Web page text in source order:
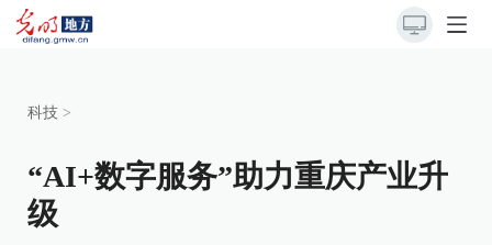
科技 >
“AI+数字服务”助力重庆产业升
级